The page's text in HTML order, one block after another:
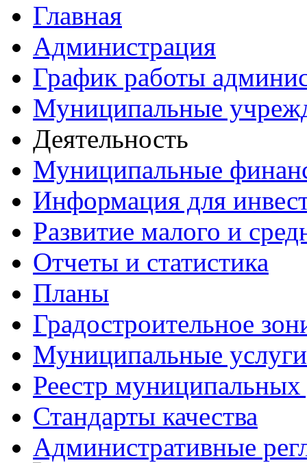
Главная
Администрация
График работы
Муниципальные
Деятельность
Муниципальные
Информация для
Развитие малого и
Отчеты и статистика
Планы
Градостроительное
Муниципальные услуги
Реестр муниципальных
Стандарты качества
Административные